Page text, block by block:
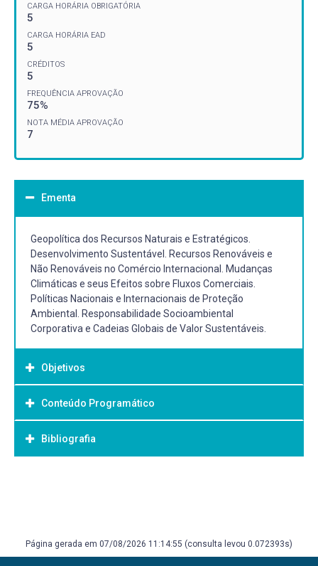
CARGA HORÁRIA OBRIGATÓRIA
5
CARGA HORÁRIA EAD
5
CRÉDITOS
5
FREQUÊNCIA APROVAÇÃO
75%
NOTA MÉDIA APROVAÇÃO
7
Ementa
Geopolítica dos Recursos Naturais e Estratégicos.
Desenvolvimento Sustentável. Recursos Renováveis e
Não Renováveis no Comércio Internacional. Mudanças
Climáticas e seus Efeitos sobre Fluxos Comerciais.
Políticas Nacionais e Internacionais de Proteção
Ambiental. Responsabilidade Socioambiental
Corporativa e Cadeias Globais de Valor Sustentáveis.
Objetivos
Objetivo Geral:
Aprofundar a compreensão das interações entre
Comércio Exterior, geopolítica dos recursos naturais e
Conteúdo Programático
Bibliografia
SANTOS, Thauan; SANTOS, Luan. Economia do meio
Página gerada em 07/08/2026 11:14:55 (consulta levou 0.072393s)